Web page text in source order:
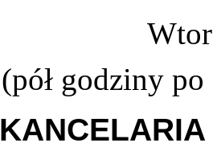
(pół godziny